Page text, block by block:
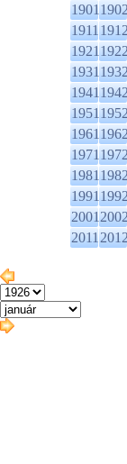
1901
1911
1921
1931
1941
1951
1961
1971
1981
1991
2001
2011